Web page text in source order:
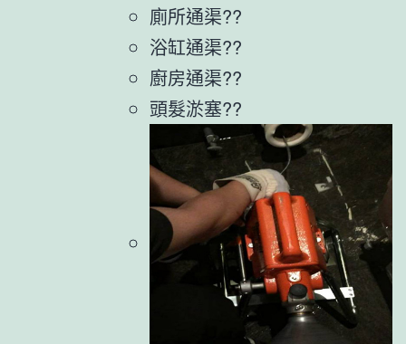
廁所通渠??
浴缸通渠??
廚房通渠??
頭髮淤塞??